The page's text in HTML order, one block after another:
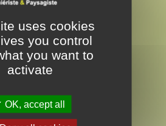
MARMIN
VENDÉE
uses cookies
you control
you want to
activate
OK, accept all